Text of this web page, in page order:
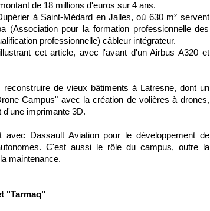
de 18 millions d'euros sur 4 ans.
à Saint-Médard en Jalles, où 630 m² servent
(Association pour la formation professionnelle des
professionnelle) câbleur intégrateur.
cet article, avec l'avant d'un Airbus A320 et
de vieux bâtiments à Latresne, dont un
Campus" avec la création de volières à drones,
imprimante 3D.
Dassault Aviation pour le développement de
C'est aussi le rôle du campus, outre la
maintenance.
"Tarmaq"